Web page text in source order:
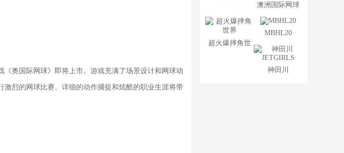
奥国际网球》即将上市。游戏充满了场景设计和网球动
烈的网球比赛。详细的动作捕捉和炫酷的职业生涯将带
澳洲国际网球
2
超火爆摔角世
MBHL20
神田川